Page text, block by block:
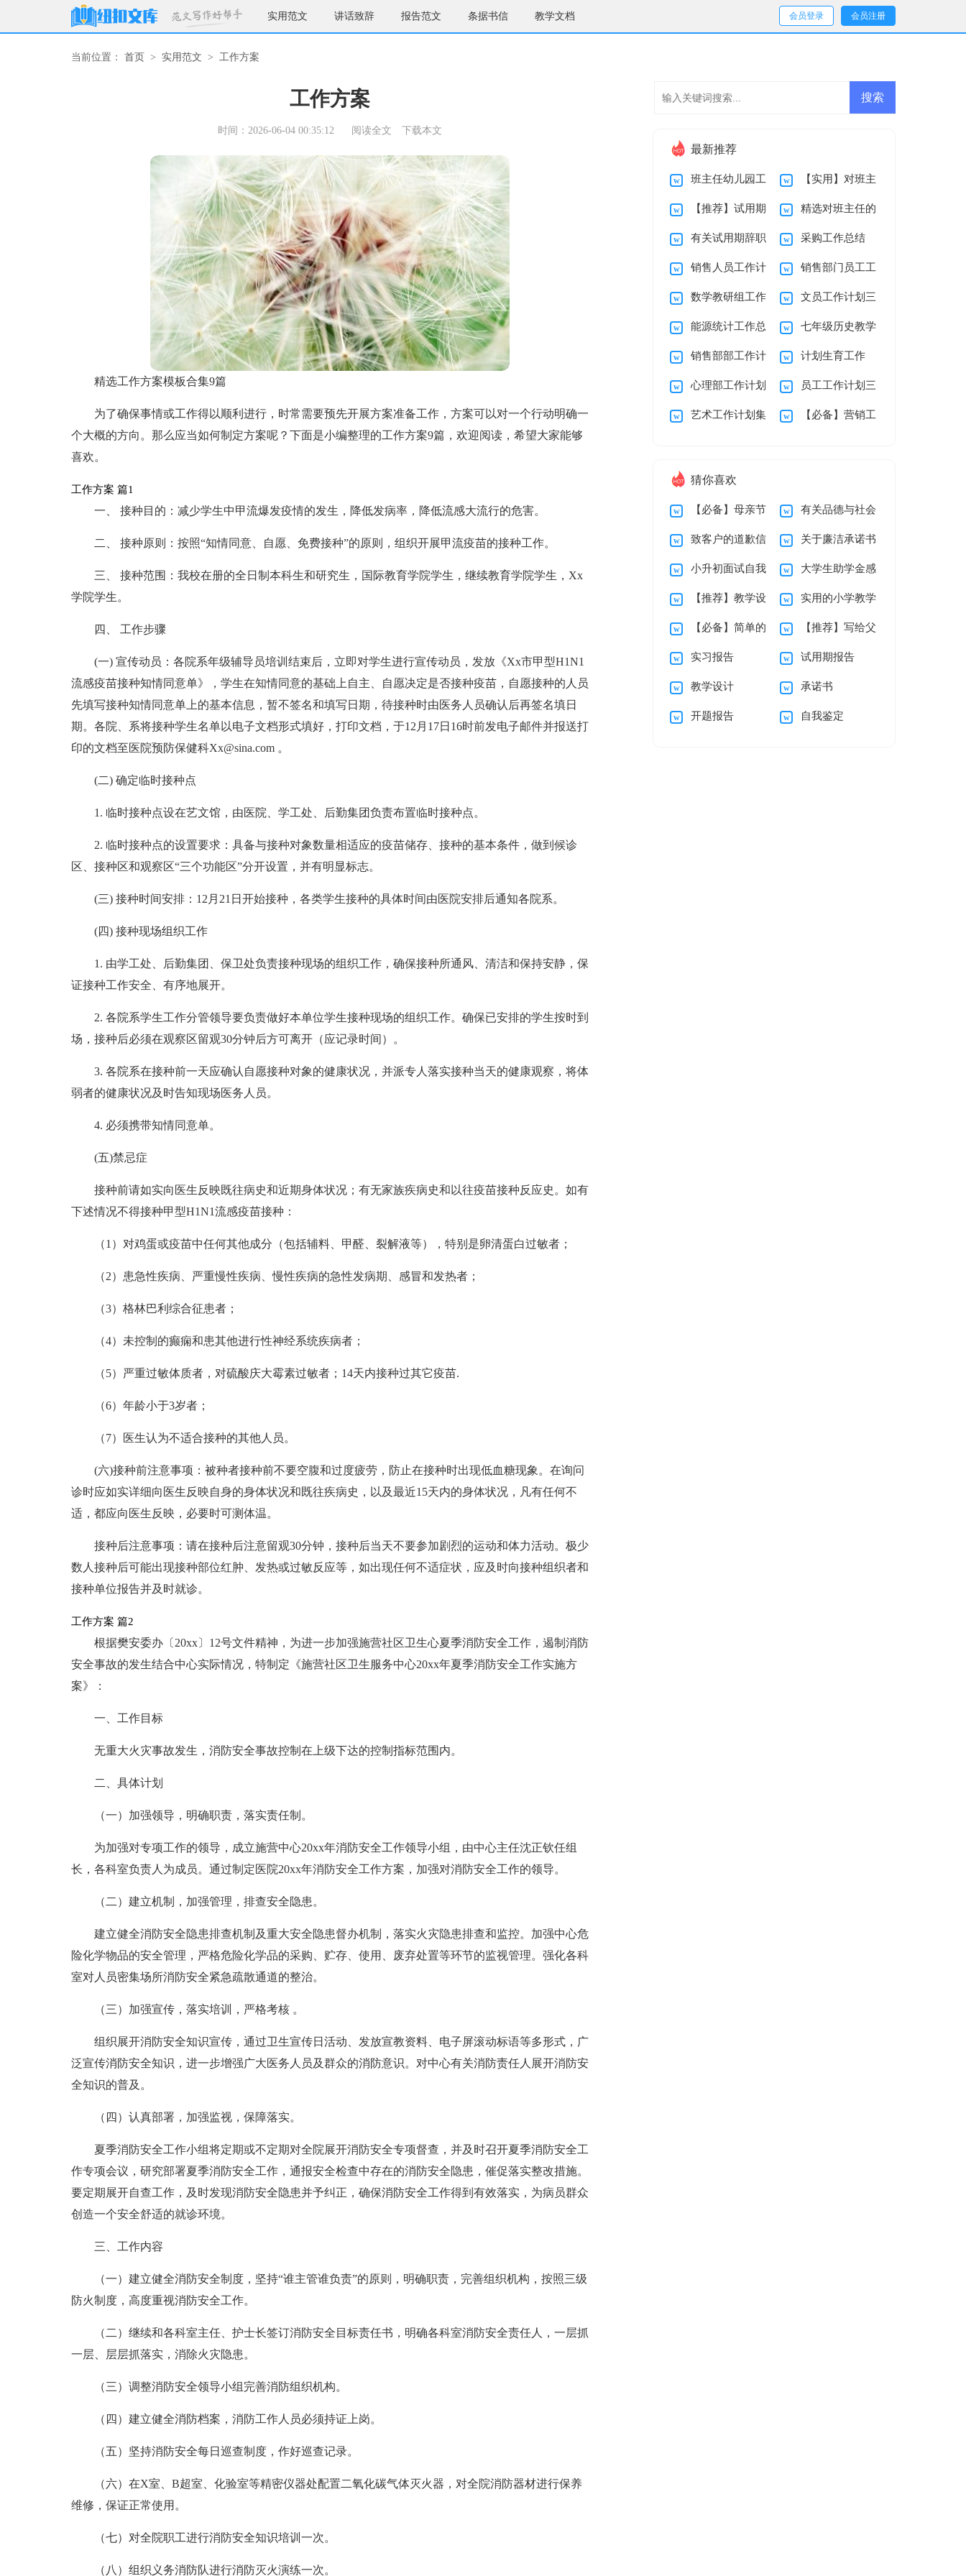
实用范文 讲话致辞 报告范文 条据书信 教学文档 会员登录 会员注册
当前位置： 首页 > 实用范文 > 工作方案
工作方案
时间：2026-06-04 00:35:12 阅读全文 下载本文
精选工作方案模板合集9篇
为了确保事情或工作得以顺利进行，时常需要预先开展方案准备工作，方案可以对一个行动明确一
个大概的方向。那么应当如何制定方案呢？下面是小编整理的工作方案9篇，欢迎阅读，希望大家能够
喜欢。
工作方案 篇1
一、 接种目的：减少学生中甲流爆发疫情的发生，降低发病率，降低流感大流行的危害。
二、 接种原则：按照“知情同意、自愿、免费接种”的原则，组织开展甲流疫苗的接种工作。
三、 接种范围：我校在册的全日制本科生和研究生，国际教育学院学生，继续教育学院学生，Xx
学院学生。
四、 工作步骤
(一) 宣传动员：各院系年级辅导员培训结束后，立即对学生进行宣传动员，发放《Xx市甲型H1N1
流感疫苗接种知情同意单》，学生在知情同意的基础上自主、自愿决定是否接种疫苗，自愿接种的人员
先填写接种知情同意单上的基本信息，暂不签名和填写日期，待接种时由医务人员确认后再签名填日
期。各院、系将接种学生名单以电子文档形式填好，打印文档，于12月17日16时前发电子邮件并报送打
印的文档至医院预防保健科Xx@sina.com 。
(二) 确定临时接种点
1. 临时接种点设在艺文馆，由医院、学工处、后勤集团负责布置临时接种点。
2. 临时接种点的设置要求：具备与接种对象数量相适应的疫苗储存、接种的基本条件，做到候诊
区、接种区和观察区“三个功能区”分开设置，并有明显标志。
(三) 接种时间安排：12月21日开始接种，各类学生接种的具体时间由医院安排后通知各院系。
(四) 接种现场组织工作
1. 由学工处、后勤集团、保卫处负责接种现场的组织工作，确保接种所通风、清洁和保持安静，保
证接种工作安全、有序地展开。
2. 各院系学生工作分管领导要负责做好本单位学生接种现场的组织工作。确保已安排的学生按时到
场，接种后必须在观察区留观30分钟后方可离开（应记录时间）。
3. 各院系在接种前一天应确认自愿接种对象的健康状况，并派专人落实接种当天的健康观察，将体
弱者的健康状况及时告知现场医务人员。
4. 必须携带知情同意单。
(五)禁忌症
接种前请如实向医生反映既往病史和近期身体状况；有无家族疾病史和以往疫苗接种反应史。如有
下述情况不得接种甲型H1N1流感疫苗接种：
（1）对鸡蛋或疫苗中任何其他成分（包括辅料、甲醛、裂解液等），特别是卵清蛋白过敏者；
（2）患急性疾病、严重慢性疾病、慢性疾病的急性发病期、感冒和发热者；
（3）格林巴利综合征患者；
（4）未控制的癫痫和患其他进行性神经系统疾病者；
（5）严重过敏体质者，对硫酸庆大霉素过敏者；14天内接种过其它疫苗.
（6）年龄小于3岁者；
（7）医生认为不适合接种的其他人员。
(六)接种前注意事项：被种者接种前不要空腹和过度疲劳，防止在接种时出现低血糖现象。在询问
诊时应如实详细向医生反映自身的身体状况和既往疾病史，以及最近15天内的身体状况，凡有任何不
适，都应向医生反映，必要时可测体温。
接种后注意事项：请在接种后注意留观30分钟，接种后当天不要参加剧烈的运动和体力活动。极少
数人接种后可能出现接种部位红肿、发热或过敏反应等，如出现任何不适症状，应及时向接种组织者和
接种单位报告并及时就诊。
工作方案 篇2
根据樊安委办〔20xx〕12号文件精神，为进一步加强施营社区卫生心夏季消防安全工作，遏制消防
安全事故的发生结合中心实际情况，特制定《施营社区卫生服务中心20xx年夏季消防安全工作实施方
案》：
一、工作目标
无重大火灾事故发生，消防安全事故控制在上级下达的控制指标范围内。
二、具体计划
（一）加强领导，明确职责，落实责任制。
为加强对专项工作的领导，成立施营中心20xx年消防安全工作领导小组，由中心主任沈正钦任组
长，各科室负责人为成员。通过制定医院20xx年消防安全工作方案，加强对消防安全工作的领导。
（二）建立机制，加强管理，排查安全隐患。
建立健全消防安全隐患排查机制及重大安全隐患督办机制，落实火灾隐患排查和监控。加强中心危
险化学物品的安全管理，严格危险化学品的采购、贮存、使用、废弃处置等环节的监视管理。强化各科
室对人员密集场所消防安全紧急疏散通道的整治。
（三）加强宣传，落实培训，严格考核 。
组织展开消防安全知识宣传，通过卫生宣传日活动、发放宣教资料、电子屏滚动标语等多形式，广
泛宣传消防安全知识，进一步增强广大医务人员及群众的消防意识。对中心有关消防责任人展开消防安
全知识的普及。
（四）认真部署，加强监视，保障落实。
夏季消防安全工作小组将定期或不定期对全院展开消防安全专项督查，并及时召开夏季消防安全工
作专项会议，研究部署夏季消防安全工作，通报安全检查中存在的消防安全隐患，催促落实整改措施。
要定期展开自查工作，及时发现消防安全隐患并予纠正，确保消防安全工作得到有效落实，为病员群众
创造一个安全舒适的就诊环境。
三、工作内容
（一）建立健全消防安全制度，坚持“谁主管谁负责”的原则，明确职责，完善组织机构，按照三级
防火制度，高度重视消防安全工作。
（二）继续和各科室主任、护士长签订消防安全目标责任书，明确各科室消防安全责任人，一层抓
一层、层层抓落实，消除火灾隐患。
（三）调整消防安全领导小组完善消防组织机构。
（四）建立健全消防档案，消防工作人员必须持证上岗。
（五）坚持消防安全每日巡查制度，作好巡查记录。
（六）在X室、B超室、化验室等精密仪器处配置二氧化碳气体灭火器，对全院消防器材进行保养
维修，保证正常使用。
（七）对全院职工进行消防安全知识培训一次。
（八）组织义务消防队进行消防灭火演练一次。
最新推荐
班主任幼儿园工
作计划集合九篇
【实用】对班主
任的工作计划集合8
篇
【推荐】试用期
辞职报告四篇
精选对班主任的
工作计划模板集合5
篇
有关试用期辞职
报告汇编九篇
采购工作总结
销售人员工作计
划
销售部门员工工
作计划
数学教研组工作
总结15篇
文员工作计划三
篇
能源统计工作总
结
七年级历史教学
工作计划15篇
销售部部工作计
划
计划生育工作
心理部工作计划 员工工作计划三
篇
艺术工作计划集 【必备】营销工
猜你喜欢
【必备】母亲节
感谢信三篇
有关品德与社会
教学总结汇编十篇
致客户的道歉信 关于廉洁承诺书
汇编九篇
小升初面试自我
介绍
大学生助学金感
谢信15篇
【推荐】教学设
计方案模板汇编八篇
实用的小学教学
计划二年级三篇
【必备】简单的
自我介绍范文汇编五
篇
【推荐】写给父
母的感谢信三篇
实习报告 试用期报告
教学设计 承诺书
开题报告 自我鉴定